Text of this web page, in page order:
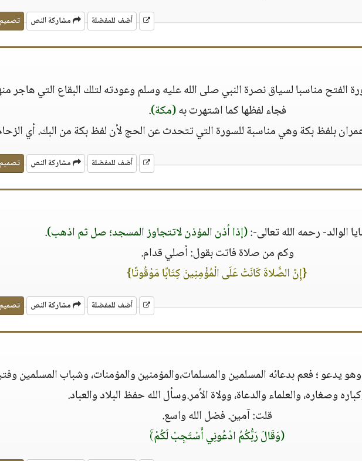
أضف للمفضلة مشاركة النص
مناسبا لسياق نصرة النبي صلى الله عليه وسلم وعودته لتلك البقاع التي هاجر
فجاء لفظها كما اشتهرت به(مكة).
بلفظ بكة وهي مناسبة للسورة التي تتحدث عن الحج لأن لفظ بكة من البك. أي
أضف للمفضلة مشاركة النص
الوالد- رحمه الله تعالى-:(إذا أذن المؤذن لاتتجاوز المسجد؛ صل ثم اذهب).
‏وكم من صلاة فاتت بقول: أصلي قدام.
{إِنَّ الصَّلاةَ كَانَتْ عَلَى الْمُؤْمِنِينَ كِتَابًا مَوْقُوتًا}
أضف للمفضلة مشاركة النص
يدعو ؛ فعم بدعائه المسلمين والمسلمات،والمؤمنين والمؤمنات، وشباب المسلمين
وصغاره، والعلماء والدعاة، وولاة الأمر.وسأل الله حفظ البلاد والعباد.
قلت: آمين. فضل الله واسع.
(وَقَالَ رَبُّكُمُ ادْعُونِي أَسْتَجِبْ لَكُمْ)